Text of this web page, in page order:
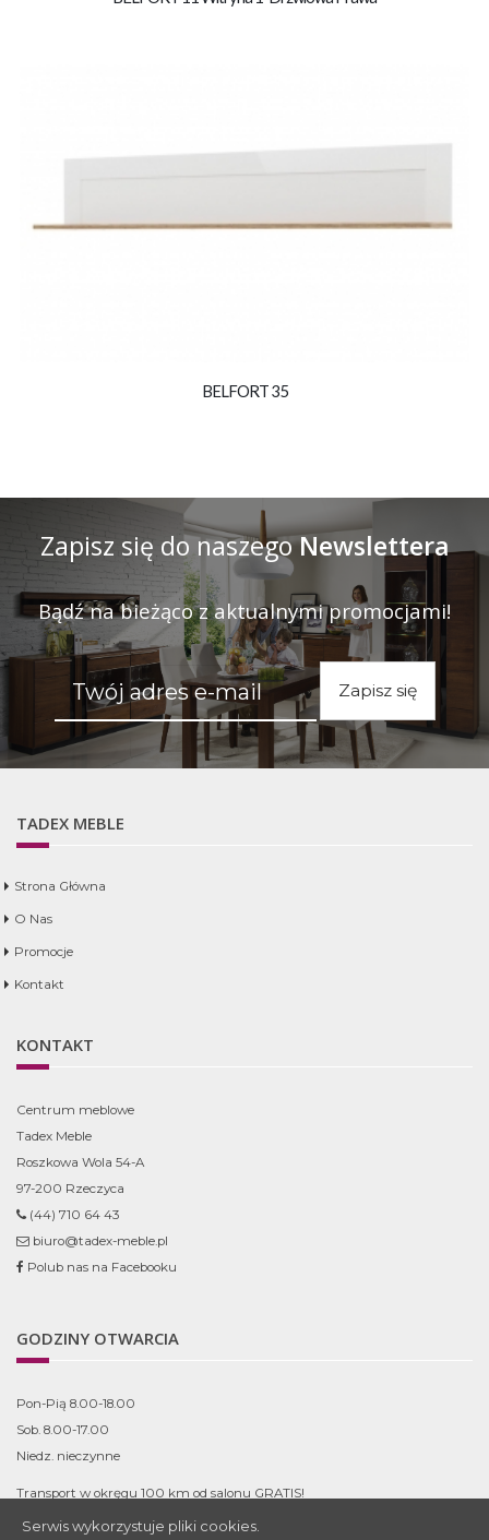
BELFORT 35
Zapisz się do naszegoNewslettera
Bądź na bieżąco z aktualnymi promocjami!
Zapisz się
TADEX MEBLE
Strona Główna
O Nas
Promocje
Kontakt
KONTAKT
Centrum meblowe
Tadex Meble
Roszkowa Wola 54-A
97-200 Rzeczyca
(44) 710 64 43
biuro@tadex-meble.pl
Polub nas na Facebooku
GODZINY OTWARCIA
Pon-Pią 8.00-18.00
Sob. 8.00-17.00
Niedz. nieczynne
Transport w okręgu 100 km od salonu GRATIS!
Serwis wykorzystuje pliki cookies.